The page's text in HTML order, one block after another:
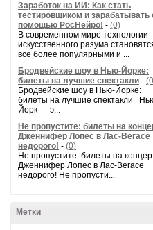
Заработок на ИИ: Как стать
тестировщиком и зарабатывать
помощью РосНейро! - (0)
В современном мире технологии
искусственного разума
все более популярными и ...
Бродвейские шоу в Нью-Йорке:
билеты на лучшие спектакли -
Бродвейские шоу в Нью-Йорке:
билеты на лучшие спектакли
Йорк — э...
Не пропустите: билеты на
Дженнифер Лопес в Лас-Вегасе
недорого! - (0)
Не пропустите: билеты на
Дженнифер Лопес в Лас-Вегасе
недорого! Не пропусти...
Метки